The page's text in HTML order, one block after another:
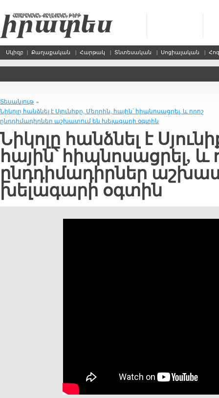
Սկիզբ | Քաղաքական | Հարթակ | Տնտեսական | Սոցիալական |
Տեսանյութ »
Նիկոլը հանձնել է Սյունիքը, Մեղրին, հային՝ հիպնոսացրել, և որոշ
ընդդիմադիրներ աշխատում են խելագարի օգտին
Նիկոլը հանձնել է
հային՝ հիպնոսացրել, և
ընդդիմադիրներ
խելագարի օգտին